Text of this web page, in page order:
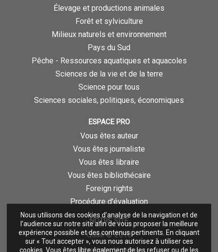
Nous utilisons des cookies d’analyse de la navigation et de
l’audience sur notre site afin de vous proposer la meilleure
expérience possible et des contenus pertinents. En cliquant
sur « Tout accepter », vous nous autorisez à utiliser ces
cookies. Vous êtes libre également de les refuser ou de les
Élevage et productions animales
Forêt et sylviculture
Milieux naturels et environnement
Pays du Sud
Pêche - Ressources aquatiques et aquacoles
Sciences de la vie et de la terre
Science pour tous
Sciences sociales, politiques, économiques
ESPACE PRO
Vous êtes auteur
Vous êtes journaliste
Vous êtes libraire
Vous êtes bibliothécaire
Foreign rights
Procédure d'évaluation
NOTRE SITE
Quae © 2018